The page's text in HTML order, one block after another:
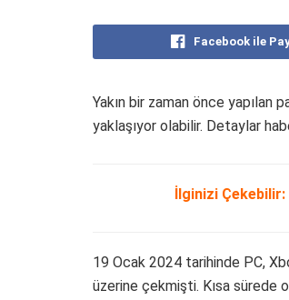
Facebook ile
Yakın bir zaman önce yapılan
yaklaşıyor olabilir. Detaylar
İlginizi Çekebilir:
19 Ocak 2024 tarihinde PC,
üzerine çekmişti. Kısa sürede